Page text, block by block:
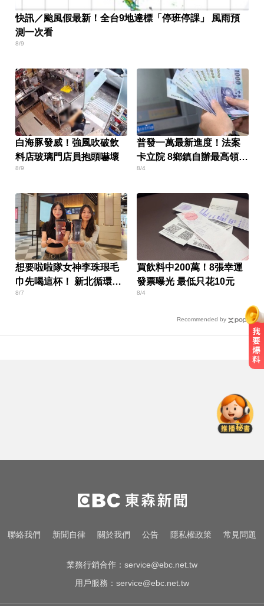
快訊／颱風假最新！全台9地達標「停班停課」 風雨預
測一次看
8/9
白海豚發威！強風吹破飲
料店玻璃門店員抱頭嚇壞
8/9
普發一萬最新進度！法案
卡立院 8鄉鎮自辦最高領1
萬
8/4
想要啦啦隊女神李珠珢毛
巾先喝這杯！ 新北循環杯
做環保還能抽好禮
8/7
買飲料中200萬！8張幸運
發票曝光 最低只花10元
8/4
Recommended by
張庭瑜、張正韋用勝利感謝老爸
涉製毒、跨國販毒！埃及女星被判
三商美邦人壽將下市！8/20停牌 千
聯絡我們 新聞自律 關於我們 公告 隱私權政策 常見問題
業務行銷合作： service@ebc.net.tw
用戶服務： service@ebc.net.tw